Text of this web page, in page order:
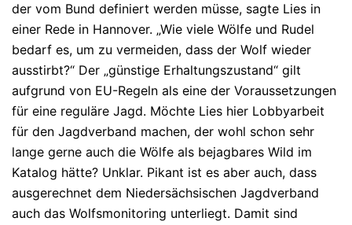
der vom Bund definiert werden müsse, sagte Lies in
einer Rede in Hannover. „Wie viele Wölfe und Rudel
bedarf es, um zu vermeiden, dass der Wolf wieder
ausstirbt?“ Der „günstige Erhaltungszustand“ gilt
aufgrund von EU-Regeln als eine der Voraussetzungen
für eine reguläre Jagd. Möchte Lies hier Lobbyarbeit
für den Jagdverband machen, der wohl schon sehr
lange gerne auch die Wölfe als bejagbares Wild im
Katalog hätte? Unklar. Pikant ist es aber auch, dass
ausgerechnet dem Niedersächsischen Jagdverband
auch das Wolfsmonitoring unterliegt. Damit sind